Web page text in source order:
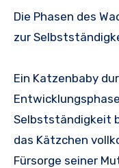
Die Phasen des
zur
Ein Katzenbaby
Selbstständigkeit
das Kätzchen
Fürsorge seiner